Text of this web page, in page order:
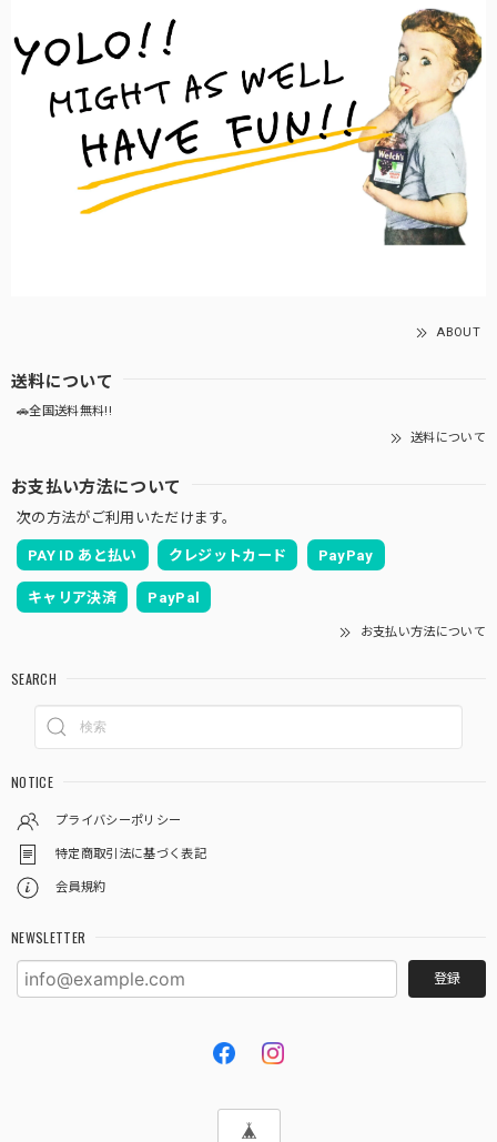
ABOUT
送料について
🚗全国送料無料!!
送料について
お支払い方法について
次の方法がご利用いただけます。
PAY ID あと払い クレジットカード PayPay
キャリア決済 PayPal
お支払い方法について
SEARCH
NOTICE
プライバシーポリシー
特定商取引法に基づく表記
会員規約
NEWSLETTER
登録